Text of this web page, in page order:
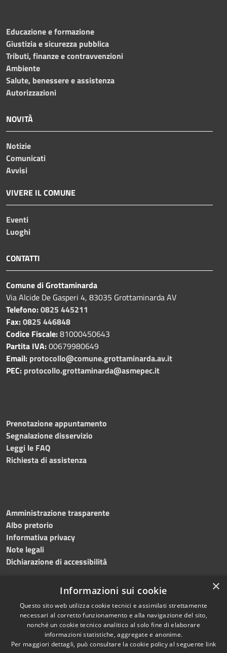
Educazione e formazione
Giustizia e sicurezza pubblica
Tributi, finanze e contravvenzioni
Ambiente
Salute, benessere e assistenza
Autorizzazioni
NOVITÀ
Notizie
Comunicati
Avvisi
VIVERE IL COMUNE
Eventi
Luoghi
CONTATTI
Comune di Grottaminarda
Via Alcide De Gasperi 4, 83035 Grottaminarda AV
Telefono:0825 445211
Fax:0825 446848
Codice Fiscale:81000450643
Partita IVA:00679980649
Email: protocollo@comune.grottaminarda.av.it
PEC: protocollo.grottaminarda@asmepec.it
Prenotazione appuntamento
Segnalazione disservizio
Leggi le FAQ
Richiesta di assistenza
Amministrazione trasparente
Albo pretorio
Informativa privacy
Note legali
Dichiarazione di accessibilità
RSS
Accessibilità
Cookie
Copyright © 2024 •
Comune diGrottaminarda
• Powered byMunicipium
•Redazione
×
Informazioni sui cookie
Questo sito web utilizza cookie tecnici e assimilati strettamente
necessari al corretto funzionamento e alla navigazione del sito,
nonché un cookie tecnico analitico al solo fine di elaborare
informazioni statistiche, aggregate e anonime.
Per maggiori dettagli, può consultare la cookie policy al seguente link